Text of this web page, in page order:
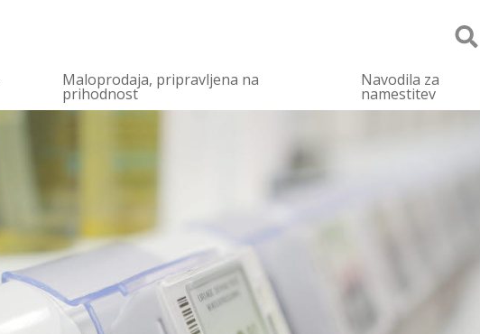
Maloprodaja, pripravljena na
prihodnost
Navodila za
namestitev